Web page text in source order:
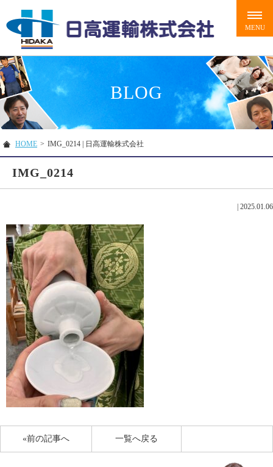
BLOG
HOME > IMG_0214 | 日高運輸株式会社
IMG_0214
| 2025.01.06
«前の記事へ 一覧へ戻る